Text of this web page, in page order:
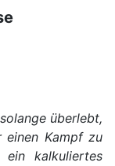
überlebt,
einen Kampf zu
kalkuliertes